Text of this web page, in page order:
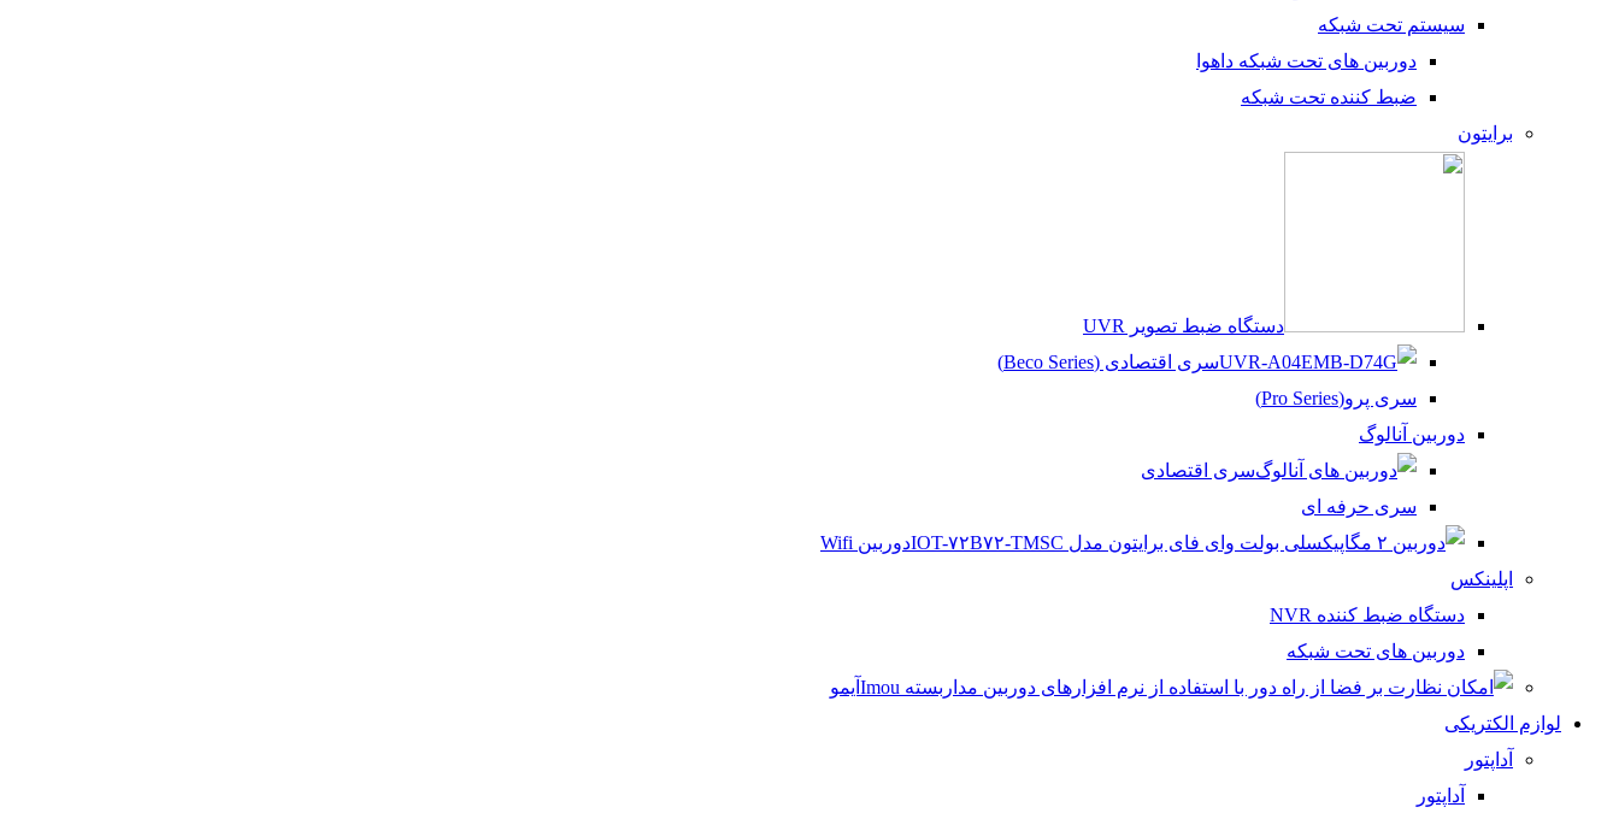
سیستم تحت شبکه
دوربین های تحت شبکه داهوا
ضبط کننده تحت شبکه
برایتون
دستگاه ضبط تصویر UVR
سری اقتصادی (Beco Series)
سری پرو(Pro Series)
دوربین آنالوگ
سری اقتصادی
سری حرفه ای
دوربین Wifi
اپلینکس
دستگاه ضبط کننده NVR
دوربین های تحت شبکه
آیمو
لوازم الکتریکی
آداپتور
آداپتور